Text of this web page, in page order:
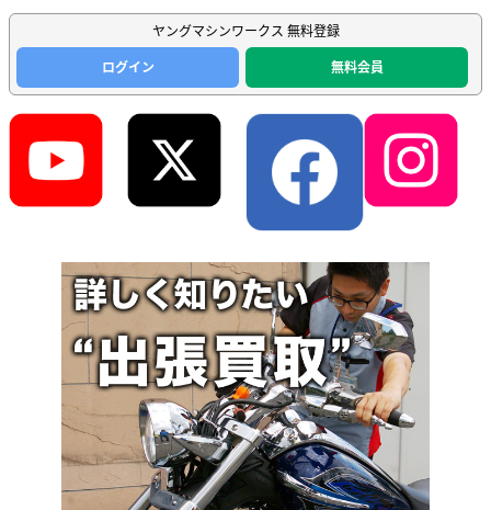
ヤングマシンワークス 無料登録
ログイン
無料会員